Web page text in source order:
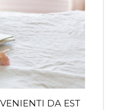
DA EST